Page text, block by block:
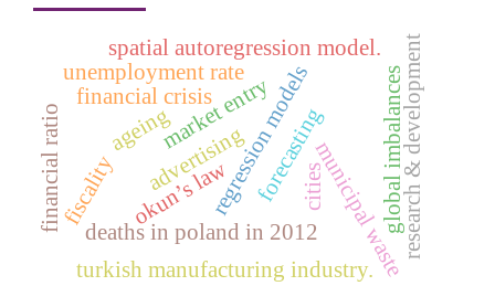
forecastingmunicipal waste
regression modelscities
deaths in poland in 2012
spatial autoregression model.
market entry research & development
advertising
turkish manufacturing industry.
global imbalances
financial crisis
unemployment rate
okun’s law
financial ratio ageing
fiscality